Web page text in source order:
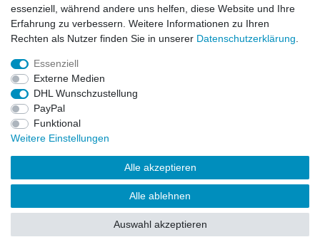
Impressum Daten­schutz­erklärung AGB Kontakt
© Copyright 2026 | Alle Rechte vorbehalten. HL-
Handelsgesellschaft mbH.
Alle Markennamen, Warenzeichen sowie sämtliche
Produktbilder und Beschreibungen sind Eigentum Ihrer
rechtmäßigen Eigentümer und dienen hier nur der
Preise nur für registrierte Händler, ansonsten zeigt der
essenziell, während andere uns helfen, diese Website und Ihre
Erfahrung zu verbessern. Weitere Informationen zu Ihren
Rechten als Nutzer finden Sie in unserer Daten­schutz­erklärung
Essenziell
Externe Medien
DHL Wunschzustellung
PayPal
Funktional
Weitere Einstellungen
Alle akzeptieren
Alle ablehnen
Auswahl akzeptieren